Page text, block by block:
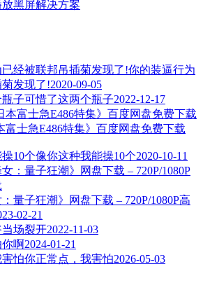
黑屏解决方案
你的装逼行为
发现了!2020-09-05
可惜了这两个瓶子2022-12-17
富士急E486特集》百度网盘免费下载
像你这种我能操10个2020-10-11
：量子狂潮》网盘下载 – 720P/1080P高
02-21
当场裂开2022-11-03
啊2024-01-21
你正常点，我害怕2026-05-03